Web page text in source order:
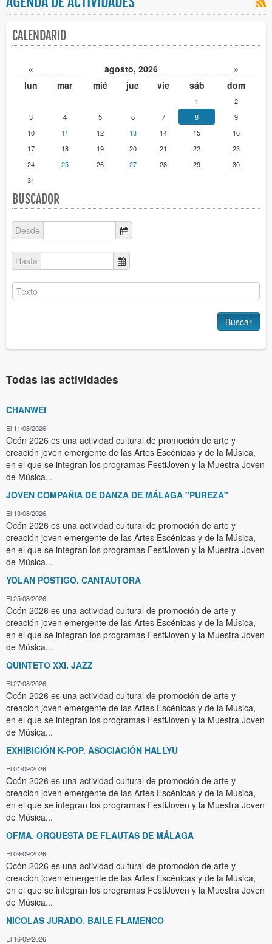
CALENDARIO
« agosto, 2026
»
lun
mar mié jue vie sáb dom
1
2
3
4 5 6 7 8
9
10
11 12 13 14 15
16
17
18 19 20 21 22
23
24
25 26 27 28 29
30
31
BUSCADOR
Desde
Hasta
Buscar
Todas las actividades
CHANWEI
El 11/08/2026
Ocón 2026 es una actividad cultural de promoción de arte y
creación joven emergente de las Artes Escénicas y de la Música,
en el que se integran los programas FestiJoven y la Muestra Joven
de Música...
JOVEN COMPAÑIA DE DANZA DE MÁLAGA "PUREZA"
El 13/08/2026
Ocón 2026 es una actividad cultural de promoción de arte y
creación joven emergente de las Artes Escénicas y de la Música,
en el que se integran los programas FestiJoven y la Muestra Joven
de Música...
YOLAN POSTIGO. CANTAUTORA
El 25/08/2026
Ocón 2026 es una actividad cultural de promoción de arte y
creación joven emergente de las Artes Escénicas y de la Música,
en el que se integran los programas FestiJoven y la Muestra Joven
de Música...
QUINTETO XXI. JAZZ
El 27/08/2026
Ocón 2026 es una actividad cultural de promoción de arte y
creación joven emergente de las Artes Escénicas y de la Música,
en el que se integran los programas FestiJoven y la Muestra Joven
de Música...
EXHIBICIÓN K-POP. ASOCIACIÓN HALLYU
El 01/09/2026
Ocón 2026 es una actividad cultural de promoción de arte y
creación joven emergente de las Artes Escénicas y de la Música,
en el que se integran los programas FestiJoven y la Muestra Joven
de Música...
OFMA. ORQUESTA DE FLAUTAS DE MÁLAGA
El 09/09/2026
Ocón 2026 es una actividad cultural de promoción de arte y
creación joven emergente de las Artes Escénicas y de la Música,
en el que se integran los programas FestiJoven y la Muestra Joven
de Música...
NICOLAS JURADO. BAILE FLAMENCO
El 16/09/2026